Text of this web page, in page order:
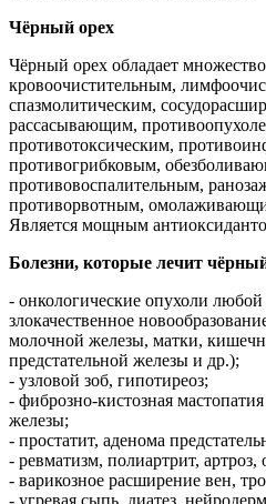
Чёрный орех
Чёрный орех обладает
кровоочистительным,
спазмолитическим,
рассасывающим,
противотоксическим,
противогрибковым,
противовоспалительным,
противорвотным,
Является мощным
Болезни, которые лечит
- онкологические опухоли
злокачественное
молочной железы, матки,
предстательной железы и др.);
- узловой зоб, гипотиреоз;
- фиброзно-кистозная
железы;
- простатит, аденома
- ревматизм, полиартрит, артроз,
- варикозное расширение вен,
- угревая сыпь, диатез,